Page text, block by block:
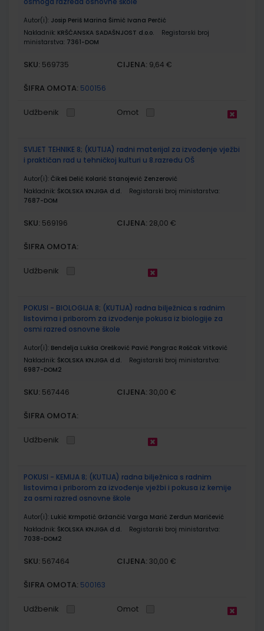
Autor(i): Josip Periš Marina Šimić Ivana Perčić
Nakladnik: KRŠĆANSKA SADAŠNJOST d.o.o.
Registarski broj
ministarstva: 7361-DOM
SKU: 569735 CIJENA: 9,64 €
ŠIFRA OMOTA: 500156
Udžbenik Omot
SVIJET TEHNIKE 8; (KUTIJA) radni materijal za izvođenje vježbi
i praktičan rad u tehničkoj kulturi u 8.razredu OŠ
Autor(i): Čikeš Delić Kolarić Stanojević Zenzerović
Nakladnik: ŠKOLSKA KNJIGA d.d.
Registarski broj ministarstva:
7687-DOM
SKU: 569196 CIJENA: 28,00 €
ŠIFRA OMOTA:
Udžbenik
POKUSI - BIOLOGIJA 8; (KUTIJA) radna bilježnica s radnim
listovima i priborom za izvođenje pokusa iz biologije za
osmi razred osnovne škole
Autor(i): Bendelja Lukša Orešković Pavić Pongrac Roščak Vitković
Nakladnik: ŠKOLSKA KNJIGA d.d.
Registarski broj ministarstva:
6987-DOM2
SKU: 567446 CIJENA: 30,00 €
ŠIFRA OMOTA:
Udžbenik
POKUSI - KEMIJA 8; (KUTIJA) radna bilježnica s radnim
listovima i priborom za izvođenje vježbi i pokusa iz kemije
za osmi razred osnovne škole
Autor(i): Lukić Krmpotić Gržančić Varga Marić Zerdun Maričević
Nakladnik: ŠKOLSKA KNJIGA d.d.
Registarski broj ministarstva:
7038-DOM2
SKU: 567464 CIJENA: 30,00 €
ŠIFRA OMOTA: 500163
Udžbenik Omot